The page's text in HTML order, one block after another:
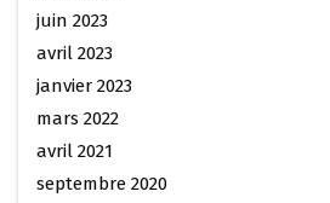
juin 2023
avril 2023
janvier 2023
mars 2022
avril 2021
septembre 2020